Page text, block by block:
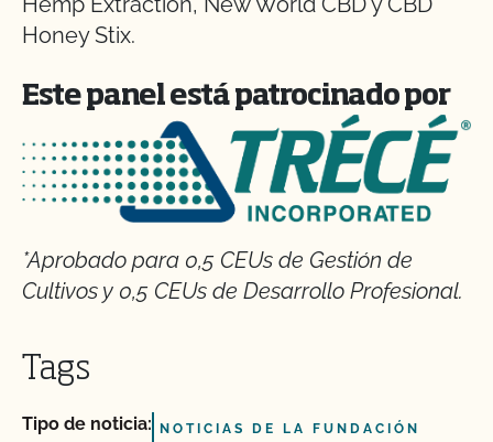
Honey Stix.
Este panel está patrocinado por
*Aprobado para 0,5 CEUs de Gestión de
Cultivos y 0,5 CEUs de Desarrollo Profesional.
Tags
Tipo de noticia: NOTICIAS DE LA FUNDACIÓN